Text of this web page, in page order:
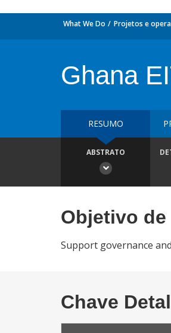
What We Do Projetos e
Ghana
RESUMO
ABSTRATO
Objetivo
Support governance
Chave